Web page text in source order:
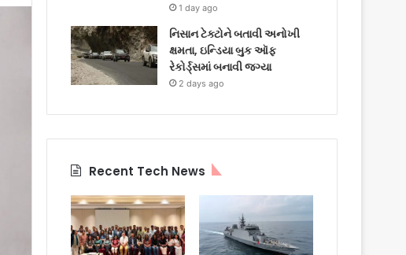
1 day ago
નિસાન ટેક્ટોને બતાવી અનોખી
ક્ષમતા, ઇન્ડિયા બુક ઑફ
રેકોર્ડ્સમાં બનાવી જગ્યા
2 days ago
Recent Tech News